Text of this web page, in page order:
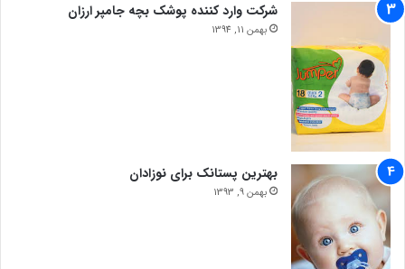
شرکت وارد کننده پوشک بچه جامپر ارزان
بهمن 11, 1394
بهترین پستانک برای نوزادان
بهمن 9, 1393